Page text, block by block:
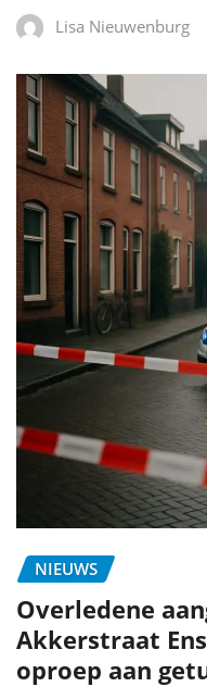
Lisa Nieuwenburg
NIEUWS
Overledene
Akkerstraat
oproep aan